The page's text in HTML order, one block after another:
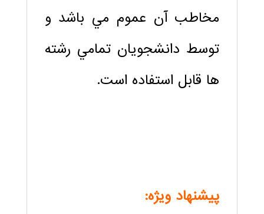
مخاطب آن عموم مي باشد و
توسط دانشجويان تمامي رشته
ها قابل استفاده است.
پیشنهاد ویژه: